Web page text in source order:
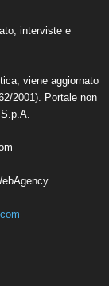
interviste e
viene aggiornato
2001). Portale non
.